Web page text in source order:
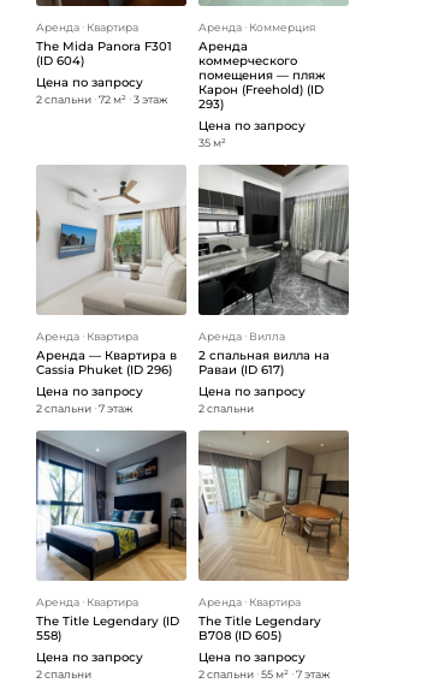
Аренда ᐧ Квартира
The Mida Panora F301
(ID 604)
Цена по запросу
2 спальни ᐧ72 м² ᐧ3 этаж
Аренда ᐧ Коммерция
Аренда
коммерческого
помещения — пляж
Карон (Freehold) (ID
293)
Цена по запросу
35 м²
Аренда ᐧ Квартира
Аренда — Квартира в
Cassia Phuket (ID 296)
Цена по запросу
2 спальни ᐧ7 этаж
Аренда ᐧ Вилла
2 спальная вилла на
Раваи (ID 617)
Цена по запросу
2 спальни
Аренда ᐧ Квартира
The Title Legendary (ID
558)
Цена по запросу
2 спальни
Аренда ᐧ Квартира
The Title Legendary
B708 (ID 605)
Цена по запросу
2 спальни ᐧ55 м² ᐧ7 этаж